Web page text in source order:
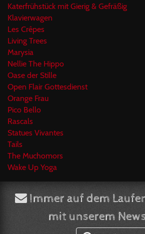
Katerfrühstück mit Gierig & Gefräßig
Klavierwagen
Les Crêpes
Living Trees
Marysia
Nellie The Hippo
Oase der Stille
Open Flair Gottesdienst
Orange Frau
Pico Bello
Rascals
Statues Vivantes
Tails
The Muchomors
Wake Up Yoga
Immer auf dem
mit unserem